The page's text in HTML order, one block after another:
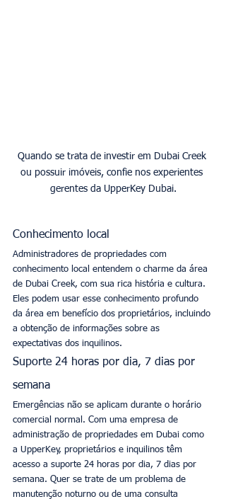
Quando se trata de investir em Dubai Creek
ou possuir imóveis, confie nos experientes
gerentes da UpperKey Dubai.
Conhecimento local
Administradores de propriedades com
conhecimento local entendem o charme da área
de Dubai Creek, com sua rica história e cultura.
Eles podem usar esse conhecimento profundo
da área em benefício dos proprietários, incluindo
a obtenção de informações sobre as
expectativas dos inquilinos.
Suporte 24 horas por dia, 7 dias por
semana
Emergências não se aplicam durante o horário
comercial normal. Com uma empresa de
administração de propriedades em Dubai como
a UpperKey, proprietários e inquilinos têm
acesso a suporte 24 horas por dia, 7 dias por
semana. Quer se trate de um problema de
manutenção noturno ou de uma consulta